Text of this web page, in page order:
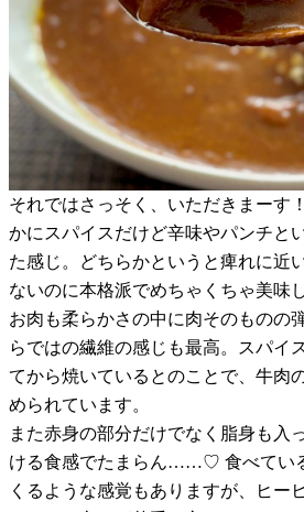
それではさっそく、いただきまーす
かにスパイスだけど辛味やパンチと
た感じ。どちらかというと痺れに近
ないのに本格派でめちゃくちゃ美味
お肉も柔らかさの中に肉そのものの
らではの繊維の感じも最高。スパイ
てから焼いているとのことで、牛肉
められています。
また赤身の部分だけでなく脂身も入
ける食感でたまらん……♡ 食べてい
くるような感覚もありますが、ヒー